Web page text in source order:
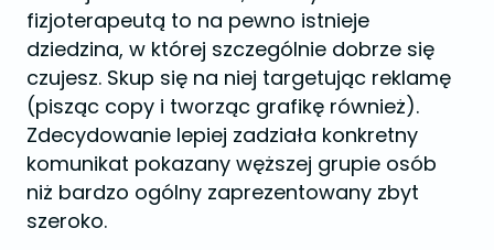
fizjoterapeutą to na pewno istnieje
dziedzina, w której szczególnie dobrze się
czujesz. Skup się na niej targetując reklamę
(pisząc copy i tworząc grafikę również).
Zdecydowanie lepiej zadziała konkretny
komunikat pokazany węższej grupie osób
niż bardzo ogólny zaprezentowany zbyt
szeroko.